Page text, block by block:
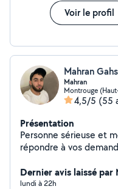
Voir le profil
Mahran
Mahran
Montrouge
4,5/5 (55
Présentation
Personne sérieuse et
répondre à vos
Dernier avis laissé par
lundi à 22h